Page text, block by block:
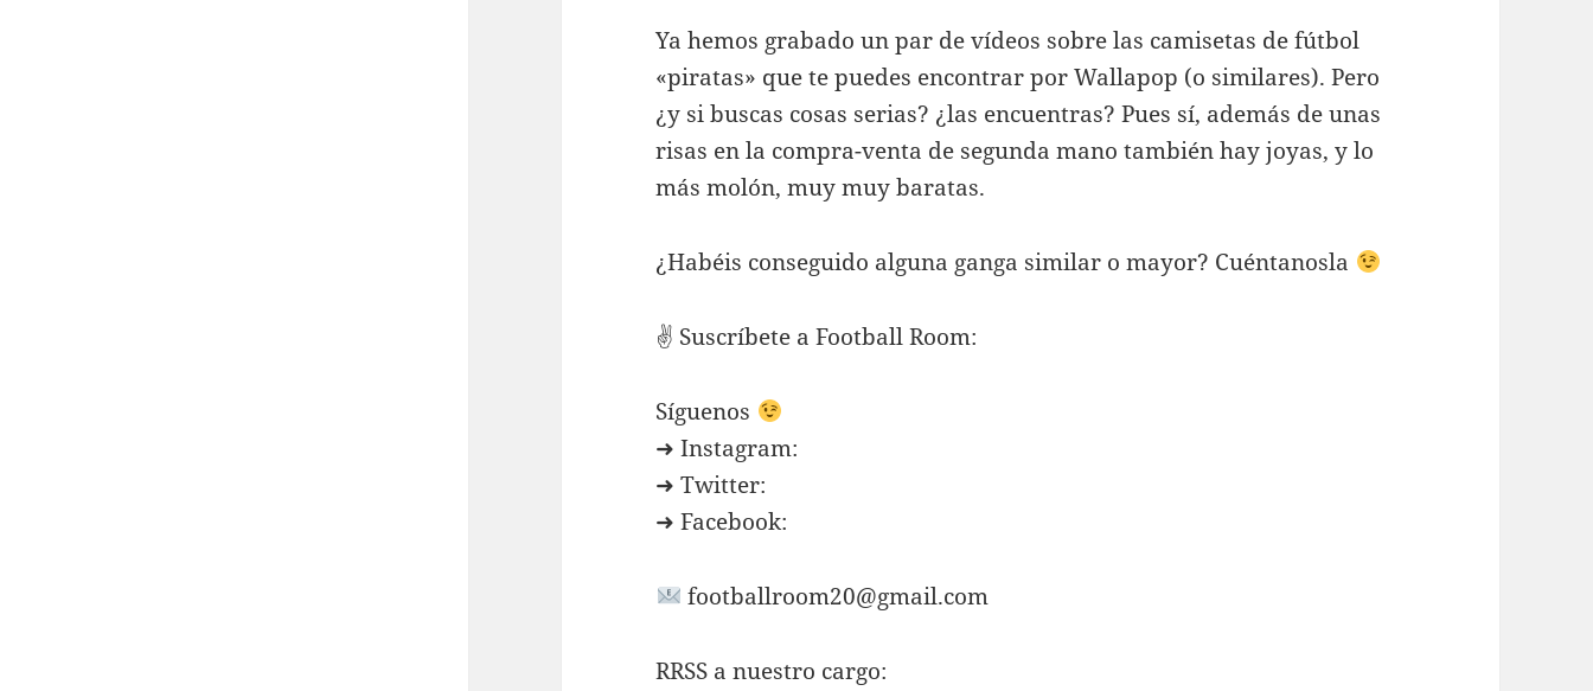
Ya hemos grabado un par de vídeos sobre las camisetas de fútbol
«piratas» que te puedes encontrar por Wallapop (o similares). Pero
¿y si buscas cosas serias? ¿las encuentras? Pues sí, además de unas
risas en la compra-venta de segunda mano también hay joyas, y lo
más molón, muy muy baratas.
¿Habéis conseguido alguna ganga similar o mayor? Cuéntanosla
✌ Suscríbete a Football Room:
Síguenos
➜ Instagram:
➜ Twitter:
➜ Facebook:
footballroom20@gmail.com
RRSS a nuestro cargo: